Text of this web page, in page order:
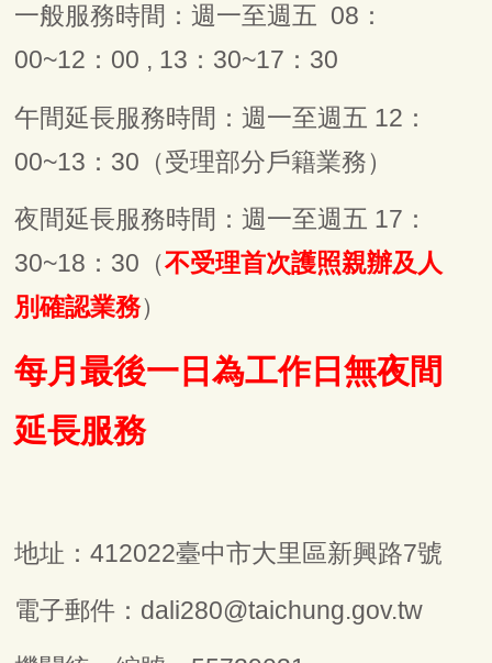
一般服務時間：週一至週五 08：
00~12：00 , 13：30~17：30
午間延長服務時間：週一至週五 12：
00~13：30（受理部分戶籍業務）
夜間延長服務時間：週一至週五 17：
30~18：30（不受理首次護照親辦及人
別確認業務）
每月最後一日為工作日無夜間
延長服務
地址：412022臺中市大里區新興路7號
電子郵件：dali280@taichung.gov.tw